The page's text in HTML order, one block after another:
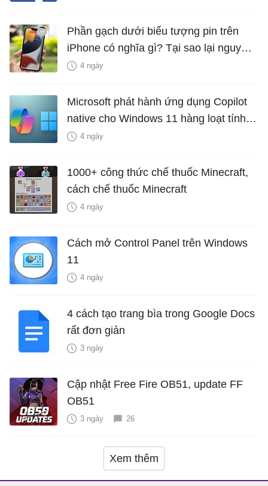
Phần gạch dưới biểu tượng pin trên
iPhone có nghĩa gì? Tại sao lại nguy
hiểm?
4 ngày
Microsoft phát hành ứng dụng Copilot
native cho Windows 11 hàng loạt tính
năng mới Hữu Ích
4 ngày
1000+ công thức chế thuốc Minecraft,
cách chế thuốc Minecraft
4 ngày
Cách mở Control Panel trên Windows
11
4 ngày
4 cách tạo trang bìa trong Google Docs
rất đơn giản
3 ngày
Cập nhật Free Fire OB51, update FF
OB51
3 ngày 26
Xem thêm